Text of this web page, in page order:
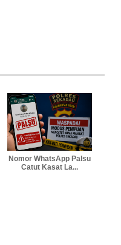
Nomor WhatsApp Palsu
Catut Kasat La...